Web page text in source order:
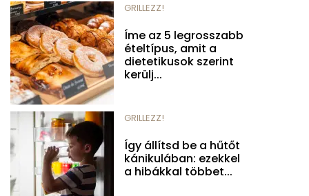
GRILLEZZ!
Íme az 5 legrosszabb
ételtípus, amit a
dietetikusok szerint
kerülj...
GRILLEZZ!
Így állítsd be a hűtőt
kánikulában: ezekkel
a hibákkal többet...